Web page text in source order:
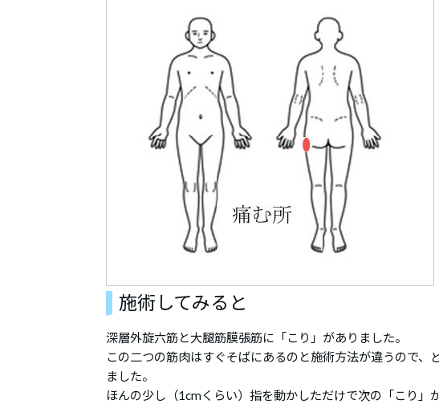
施術してみると
深層外旋六筋と大腿筋膜張筋に「こり」がありました。
この二つの筋肉はすぐそばにあるのと施術方法が違うので
ました。
ほんの少し（1cmくらい）指を動かしただけで次の「こり」